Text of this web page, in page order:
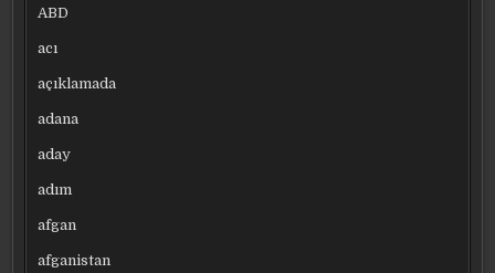
ABD
acı
açıklamada
adana
aday
adım
afgan
afganistan